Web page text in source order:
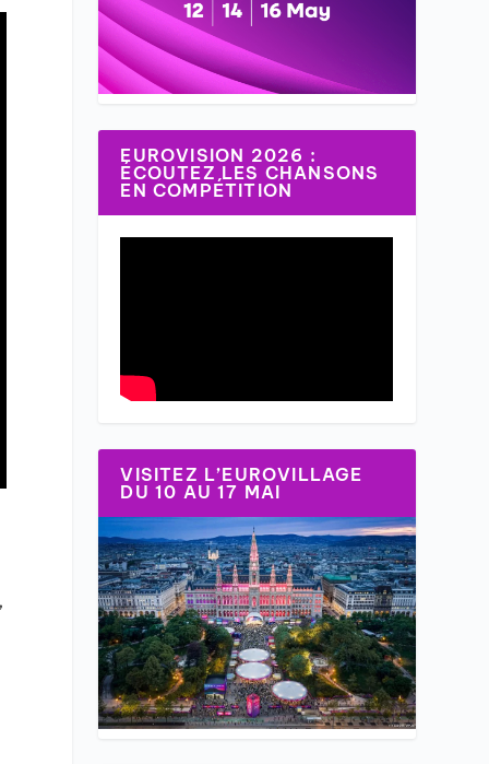
EUROVISION 2026 :
ÉCOUTEZ LES CHANSONS
EN COMPÉTITION
VISITEZ L’EUROVILLAGE
DU 10 AU 17 MAI